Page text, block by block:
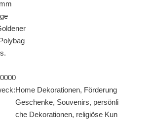
Home Dekorationen, Förderung
Geschenke, Souvenirs, persönli
che Dekorationen, religiöse Kun